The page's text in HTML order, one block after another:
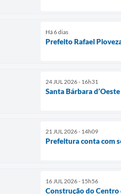
Há 6 dias
Prefeito Rafael
24 JUL 2026 - 16h31
Santa Bárbara
21 JUL 2026 - 14h09
Prefeitura conta com
16 JUL 2026 - 15h56
Construção do Centro